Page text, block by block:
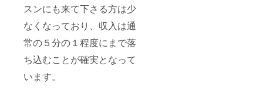
スンにも来て下さる方は少
なくなっており、収入は通
常の５分の１程度にまで落
ち込むことが確実となって
います。